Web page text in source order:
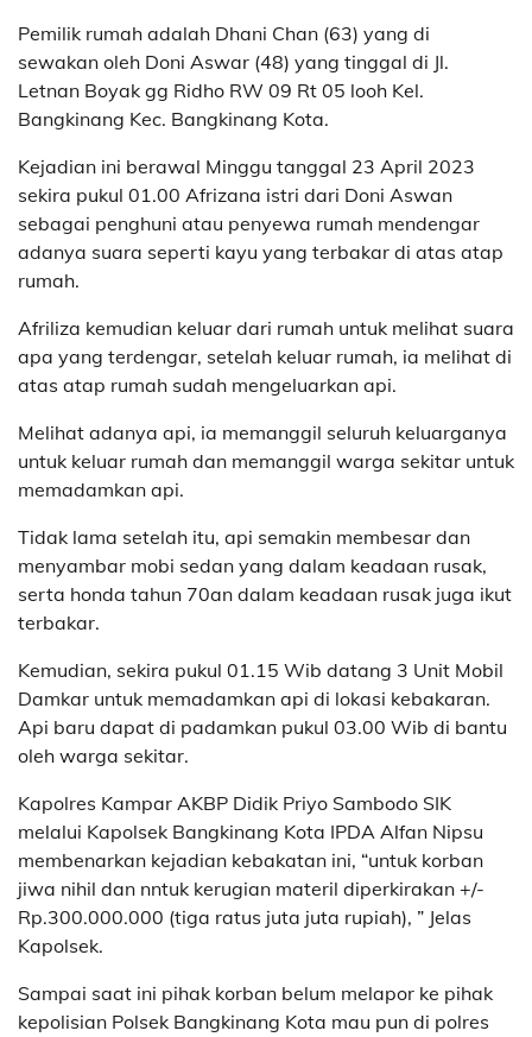
Pemilik rumah adalah Dhani Chan (63) yang di
sewakan oleh Doni Aswar (48) yang tinggal di Jl.
Letnan Boyak gg Ridho RW 09 Rt 05 looh Kel.
Bangkinang Kec. Bangkinang Kota.
Kejadian ini berawal Minggu tanggal 23 April 2023
sekira pukul 01.00 Afrizana istri dari Doni Aswan
sebagai penghuni atau penyewa rumah mendengar
adanya suara seperti kayu yang terbakar di atas atap
rumah.
Afriliza kemudian keluar dari rumah untuk melihat suara
apa yang terdengar, setelah keluar rumah, ia melihat di
atas atap rumah sudah mengeluarkan api.
Melihat adanya api, ia memanggil seluruh keluarganya
untuk keluar rumah dan memanggil warga sekitar untuk
memadamkan api.
Tidak lama setelah itu, api semakin membesar dan
menyambar mobi sedan yang dalam keadaan rusak,
serta honda tahun 70an dalam keadaan rusak juga ikut
terbakar.
Kemudian, sekira pukul 01.15 Wib datang 3 Unit Mobil
Damkar untuk memadamkan api di lokasi kebakaran.
Api baru dapat di padamkan pukul 03.00 Wib di bantu
oleh warga sekitar.
Kapolres Kampar AKBP Didik Priyo Sambodo SIK
melalui Kapolsek Bangkinang Kota IPDA Alfan Nipsu
membenarkan kejadian kebakatan ini, “untuk korban
jiwa nihil dan nntuk kerugian materil diperkirakan +/-
Rp.300.000.000 (tiga ratus juta juta rupiah), ” Jelas
Kapolsek.
Sampai saat ini pihak korban belum melapor ke pihak
kepolisian Polsek Bangkinang Kota mau pun di polres